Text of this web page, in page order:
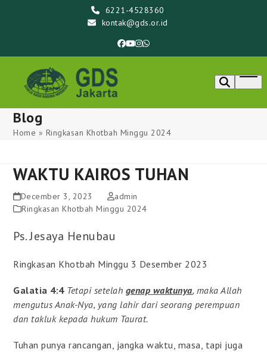
6221-4528360
kontak@gds.or.id
Facebook
YouTube
Instagram
Whatsapp
Blog
Home » Ringkasan Khotbah Minggu 2024
WAKTU KAIROS TUHAN
December 3, 2023
admin
Ringkasan Khotbah Minggu 2024
Ps. Jesaya Henubau
Ringkasan Khotbah Minggu 3 Desember 2023
Galatia 4:4 Tetapi setelah genap waktunya, maka Allah
mengutus Anak-Nya, yang lahir dari seorang perempuan
dan takluk kepada hukum Taurat.
Tuhan punya rancangan, jangka waktu, masa, tapi juga